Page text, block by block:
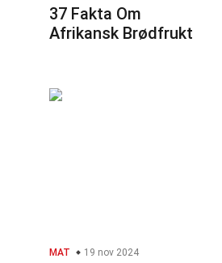
37 Fakta Om
Afrikansk Brødfrukt
MAT 19 nov 2024